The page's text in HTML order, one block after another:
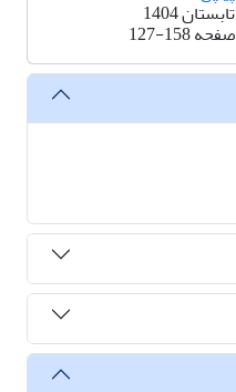
تابستان 1404
صفحه127-158